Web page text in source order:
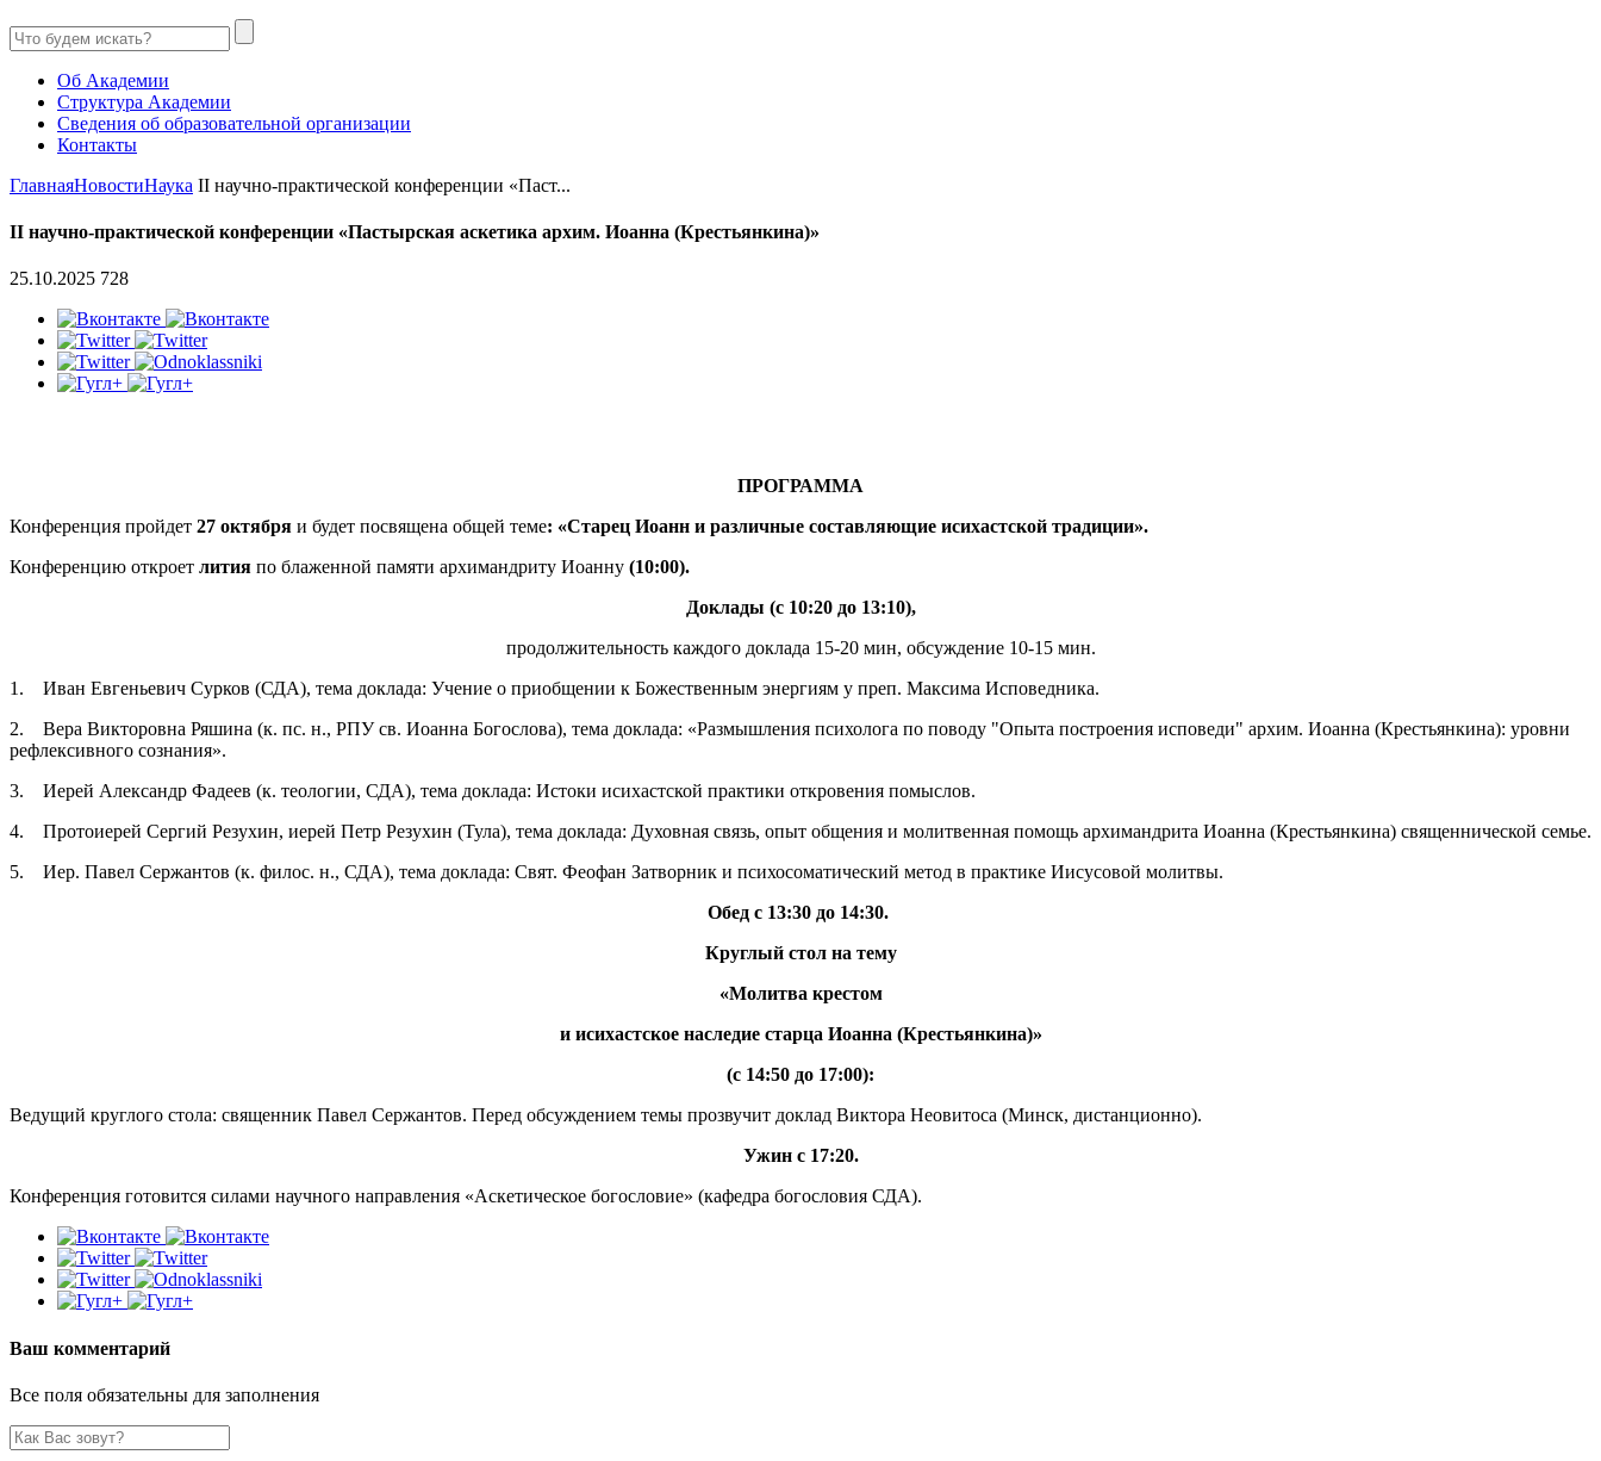
Об Академии
Структура Академии
Сведения об образовательной организации
Контакты
ГлавнаяНовостиНаука II научно-практической конференции «Паст...
II научно-практической конференции «Пастырская аскетика архим. Иоанна (Крестьянкина)»
25.10.2025 728
ПРОГРАММА
Конференция пройдет 27 октября и будет посвящена общей теме: «Старец Иоанн и различные составляющие исихастской традиции».
Конференцию откроет лития по блаженной памяти архимандриту Иоанну (10:00).
Доклады (с 10:20 до 13:10),
продолжительность каждого доклада 15-20 мин, обсуждение 10-15 мин.
1. Иван Евгеньевич Сурков (СДА), тема доклада: Учение о приобщении к Божественным энергиям у преп. Максима Исповедника.
2. Вера Викторовна Ряшина (к. пс. н., РПУ св. Иоанна Богослова), тема доклада: «Размышления психолога по поводу "Опыта построения исповеди" архим. Иоанна (Крестьянкина): уровни
рефлексивного сознания».
3. Иерей Александр Фадеев (к. теологии, СДА), тема доклада: Истоки исихастской практики откровения помыслов.
4. Протоиерей Сергий Резухин, иерей Петр Резухин (Тула), тема доклада: Духовная связь, опыт общения и молитвенная помощь архимандрита Иоанна (Крестьянкина) священнической семье.
5. Иер. Павел Сержантов (к. филос. н., СДА), тема доклада: Свят. Феофан Затворник и психосоматический метод в практике Иисусовой молитвы.
Обед с 13:30 до 14:30.
Круглый стол на тему
«Молитва крестом
и исихастское наследие старца Иоанна (Крестьянкина)»
(с 14:50 до 17:00):
Ведущий круглого стола: священник Павел Сержантов. Перед обсуждением темы прозвучит доклад Виктора Неовитоса (Минск, дистанционно).
Ужин с 17:20.
Конференция готовится силами научного направления «Аскетическое богословие» (кафедра богословия СДА).
Ваш комментарий
Все поля обязательны для заполнения